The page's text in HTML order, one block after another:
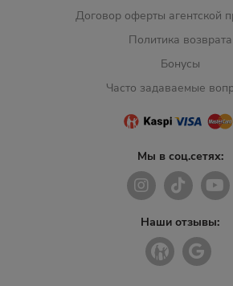
Договор оферты агентской
Политика возврата
Бонусы
Часто задаваемые
Мы в соц.сетях:
Наши отзывы: